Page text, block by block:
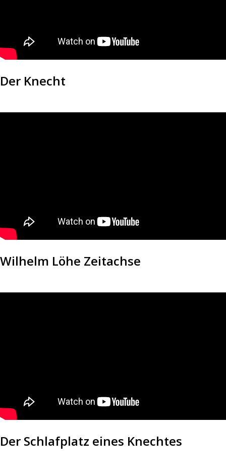
Der Knecht
Wilhelm Löhe Zeitachse
Der Schlafplatz eines Knechtes